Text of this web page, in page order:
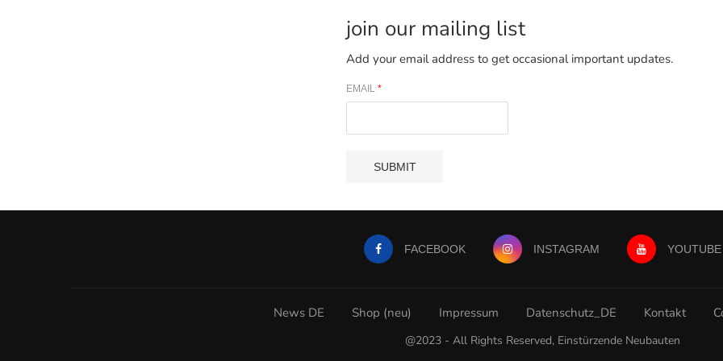
join our mailing list
Add your email address to get occasional important updates.
EMAIL *
SUBMIT
FACEBOOK INSTAGRAM YOUTUBE
News DE Shop (neu) Impressum Datenschutz_DE Kontakt
@2023 - All Rights Reserved, Einstürzende Neubauten